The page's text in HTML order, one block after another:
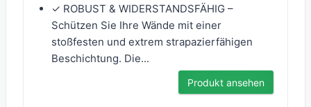
✓ ROBUST & WIDERSTANDSFÄHIG –
Schützen Sie Ihre Wände mit einer
stoßfesten und extrem strapazierfähigen
Beschichtung. Die...
Produkt ansehen